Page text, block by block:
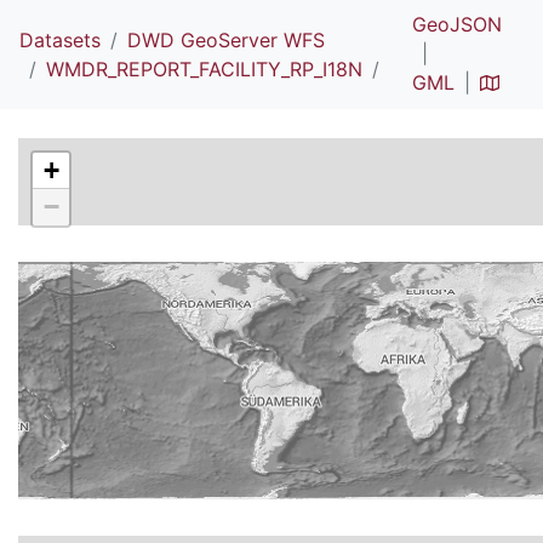
Datasets
DWD GeoServer WFS
WMDR_REPORT_FACILITY_RP_I18N
GeoJSON
GML
+
−